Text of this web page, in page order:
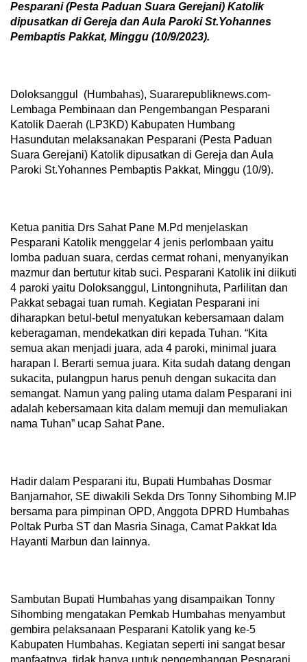
Pesparani (Pesta Paduan Suara Gerejani) Katolik
dipusatkan di Gereja dan Aula Paroki St.Yohannes
Pembaptis Pakkat, Minggu (10/9/2023).
Doloksanggul (Humbahas), Suararepubliknews.com-
Lembaga Pembinaan dan Pengembangan Pesparani
Katolik Daerah (LP3KD) Kabupaten Humbang
Hasundutan melaksanakan Pesparani (Pesta Paduan
Suara Gerejani) Katolik dipusatkan di Gereja dan Aula
Paroki St.Yohannes Pembaptis Pakkat, Minggu (10/9).
Ketua panitia Drs Sahat Pane M.Pd menjelaskan
Pesparani Katolik menggelar 4 jenis perlombaan yaitu
lomba paduan suara, cerdas cermat rohani, menyanyikan
mazmur dan bertutur kitab suci. Pesparani Katolik ini diikuti
4 paroki yaitu Doloksanggul, Lintongnihuta, Parlilitan dan
Pakkat sebagai tuan rumah. Kegiatan Pesparani ini
diharapkan betul-betul menyatukan kebersamaan dalam
keberagaman, mendekatkan diri kepada Tuhan. “Kita
semua akan menjadi juara, ada 4 paroki, minimal juara
harapan I. Berarti semua juara. Kita sudah datang dengan
sukacita, pulangpun harus penuh dengan sukacita dan
semangat. Namun yang paling utama dalam Pesparani ini
adalah kebersamaan kita dalam memuji dan memuliakan
nama Tuhan” ucap Sahat Pane.
Hadir dalam Pesparani itu, Bupati Humbahas Dosmar
Banjarnahor, SE diwakili Sekda Drs Tonny Sihombing M.IP
bersama para pimpinan OPD, Anggota DPRD Humbahas
Poltak Purba ST dan Masria Sinaga, Camat Pakkat Ida
Hayanti Marbun dan lainnya.
Sambutan Bupati Humbahas yang disampaikan Tonny
Sihombing mengatakan Pemkab Humbahas menyambut
gembira pelaksanaan Pesparani Katolik yang ke-5
Kabupaten Humbahas. Kegiatan seperti ini sangat besar